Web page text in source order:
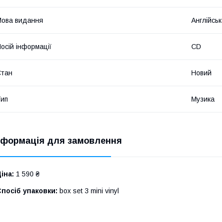
видання
інформації CD
Новий
Музика
для замовлення
1 590 ₴
упаковки: box set 3 mini vinyl